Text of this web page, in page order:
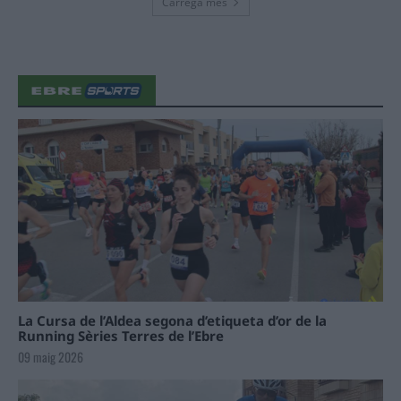
La Cursa de l’Aldea segona d’etiqueta d’or de la
Running Sèries Terres de l’Ebre
09 maig 2026